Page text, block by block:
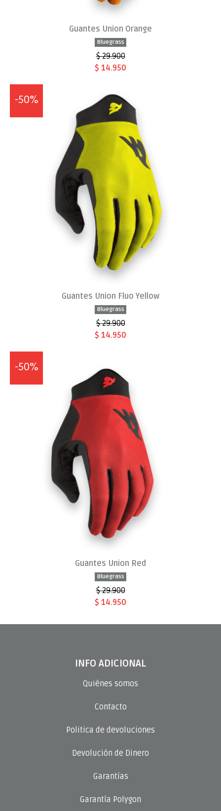
Guantes Union Orange
Bluegrass
$ 29.900
$ 14.950
-50%
Guantes Union Fluo Yellow
Bluegrass
$ 29.900
$ 14.950
-50%
Guantes Union Red
Bluegrass
$ 29.900
$ 14.950
INFO ADICIONAL
Quiénes somos
Contacto
Politica de devoluciones
Devolución de Dinero
Garantías
Garantía Polygon